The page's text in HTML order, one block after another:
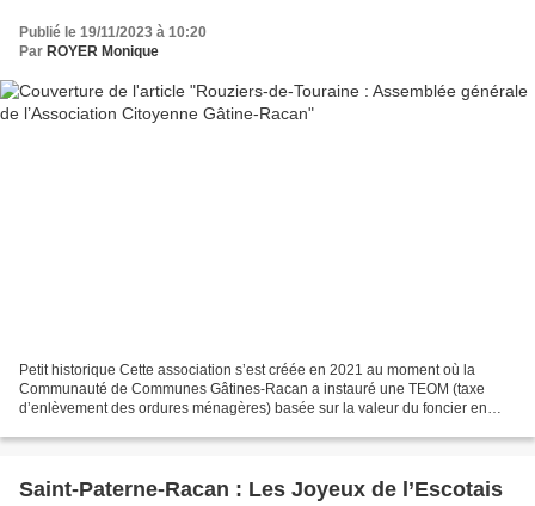
Publié le 19/11/2023 à 10:20
Par ROYER Monique
Petit historique Cette association s’est créée en 2021 au moment où la
Communauté de Communes Gâtines-Racan a instauré une TEOM (taxe
d’enlèvement des ordures ménagères) basée sur la valeur du foncier en
Saint-Paterne-Racan : Les Joyeux de l’Escotais